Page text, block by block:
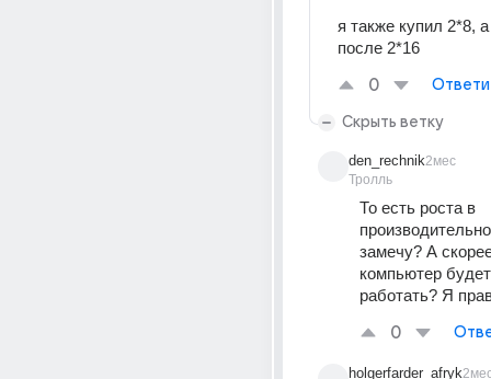
я также купил 2*8,
после 2*16
0
Скрыть ветку
den_rechnik
Тролль
2мес
То есть роста в
замечу? А
компьютер
работать? Я
0
holgerfarder_afryk